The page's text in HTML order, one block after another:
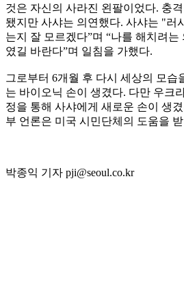
것은 자신의 사라진 왼팔이었다. 충
됐지만 사샤는 의연했다. 사샤는 "러
는지 잘 모르겠다”며 “나를 해치려
였길 바란다”며 일침을 가했다.
그로부터 6개월 후 다시 세상의 모습
는 바이오닉 손이 생겼다. 다만 우크
정을 통해 사샤에게 새로운 손이 생
부 언론은 미국 시민단체의 도움을
박종익 기자 pji@seoul.co.kr